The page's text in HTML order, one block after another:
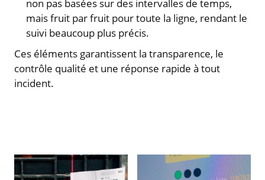
non pas basées sur des intervalles de temps,
mais fruit par fruit pour toute la ligne, rendant le
suivi beaucoup plus précis.
Ces éléments garantissent la transparence, le
contrôle qualité et une réponse rapide à tout
incident.